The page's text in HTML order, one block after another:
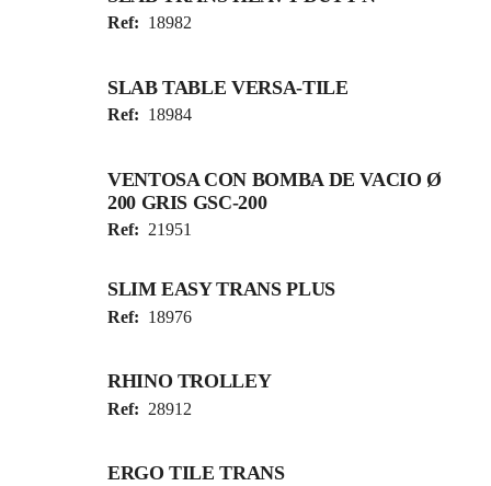
Ref: 18982
SLAB TABLE VERSA-TILE
Ref: 18984
VENTOSA CON BOMBA DE VACIO Ø
200 GRIS GSC-200
Ref: 21951
SLIM EASY TRANS PLUS
Ref: 18976
RHINO TROLLEY
Ref: 28912
ERGO TILE TRANS